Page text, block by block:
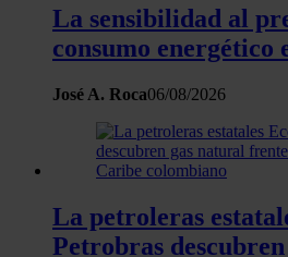
La sensibilidad al
consumo energético
José A. Roca06/08/2026
La petroleras
Petrobras